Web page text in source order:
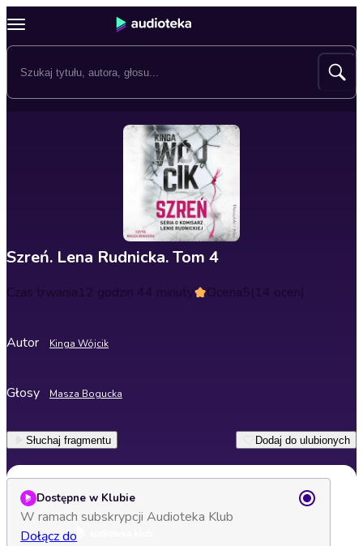
Szreń. Lena Rudnicka. Tom 4
Czas trwania12 godzin 44 minuty Ocena5(14 ocen)
Autor Kinga Wójcik
Głosy Masza Bogucka
Słuchaj fragmentu Dodaj do ulubionych
Dostępne w Klubie
W ramach subskrypcji Audioteka Klub
Dołącz do